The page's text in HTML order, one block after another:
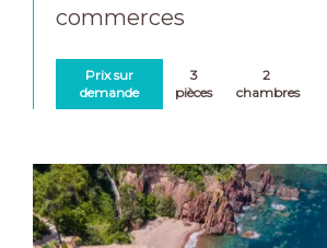
commerces
Prix sur
demande
3
pièces
2
chambres